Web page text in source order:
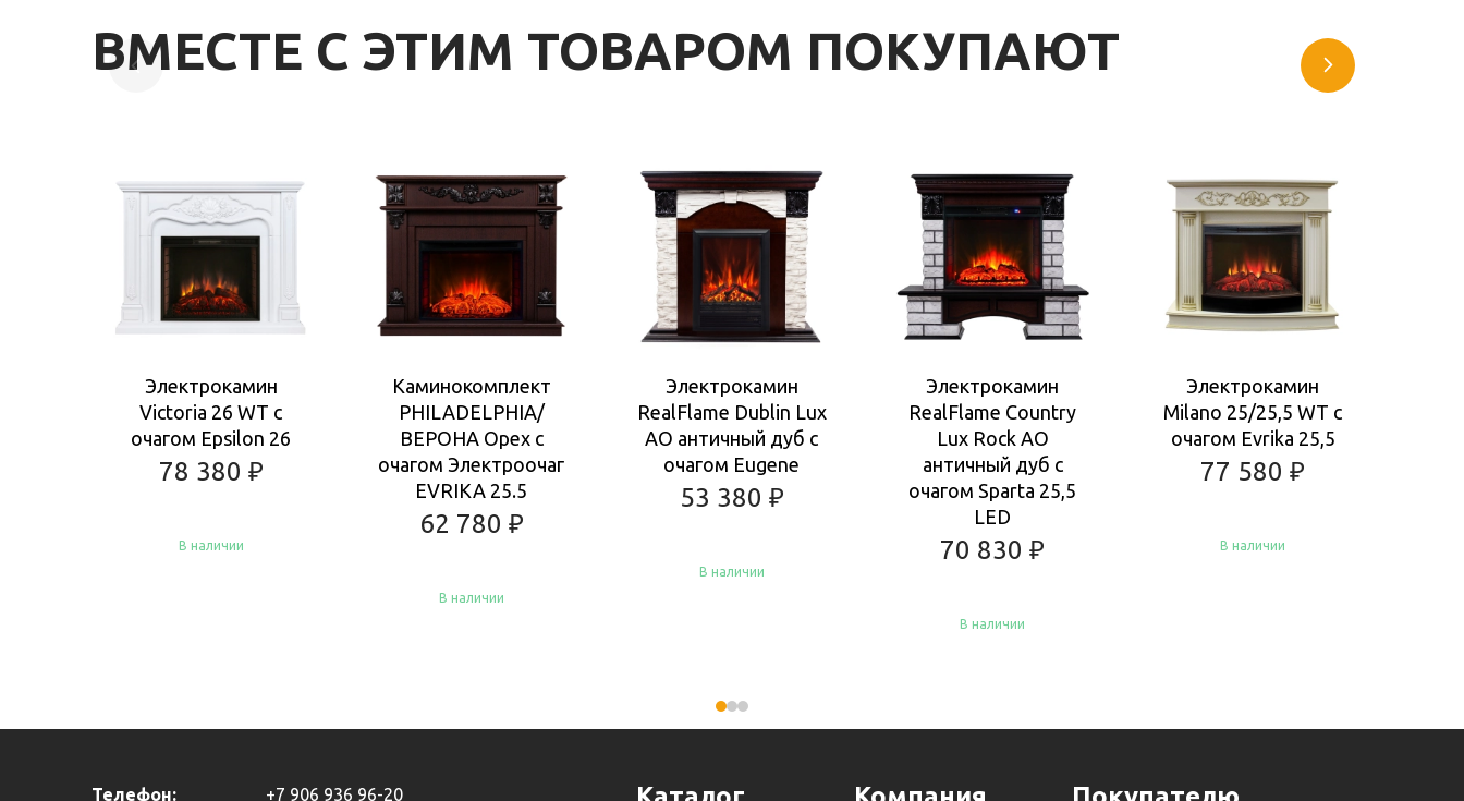
ВМЕСТЕ С ЭТИМ ТОВАРОМ ПОКУПАЮТ
Электрокамин
Victoria 26 WT с
очагом Epsilon 26
78 380 ₽
В наличии
Каминокомплект
PHILADELPHIA/
ВЕРОНА Орех с
очагом Электроочаг
EVRIKA 25.5
62 780 ₽
В наличии
Электрокамин
RealFlame Dublin Lux
AO античный дуб с
очагом Eugene
53 380 ₽
В наличии
Купить
Электрокамин
RealFlame Country
Lux Rock AO
античный дуб с
очагом Sparta 25,5
LED
70 830₽
В наличии
Электрокамин
Milano 25/25,5 WT с
очагом Evrika 25,5
77 580₽
В наличии
Телефон: +7 906 936 96-20